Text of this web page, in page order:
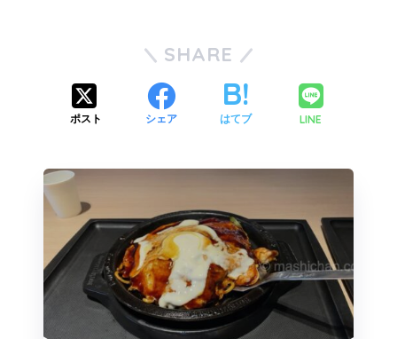
SHARE
ポスト シェア はてブ LINE